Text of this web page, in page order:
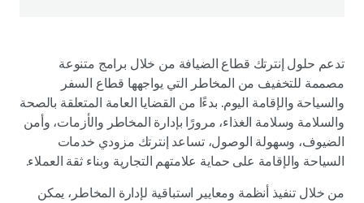
تدعم حلول إنترتك قطاع الضيافة من خلال برامج متنوعة
مصممة للتخفيف من المخاطر التي يواجهها قطاع السفر
والسياحة والإقامة اليوم. بدءًا من القضايا العامة المتعلقة بالصحة
والسلامة وسلامة الغذاء، مرورًا بإدارة المخاطر والأزمات، وأمن
الضيوف، وسهولة الوصول، تساعد إنترتك مزودي خدمات
السياحة والإقامة على حماية علامتهم التجارية وبناء ثقة العملاء.
من خلال تنفيذ أنظمة ومعايير استباقية لإدارة المخاطر، يمكن